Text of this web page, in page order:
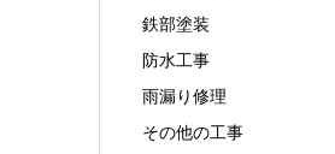
鉄部塗装
防水工事
雨漏り修理
その他の工事